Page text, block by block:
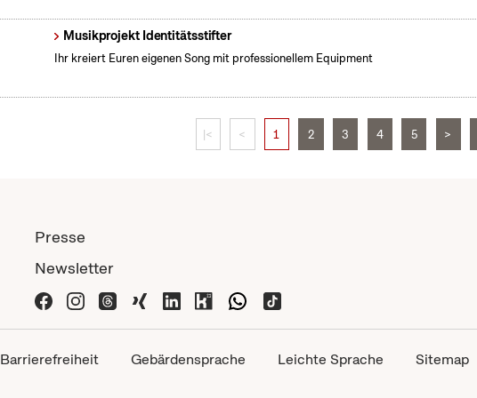
Musikprojekt Identitätsstifter
Ihr kreiert Euren eigenen Song mit professionellem Equipment
|< < 1 2 3 4 5 >
Presse
Newsletter
Barrierefreiheit Gebärdensprache Leichte Sprache Sitemap